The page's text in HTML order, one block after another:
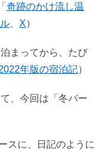
奇跡のかけ流し温
X）
まってから、たび
年版の宿泊記）
、今回は「冬バー
スに、日記のように